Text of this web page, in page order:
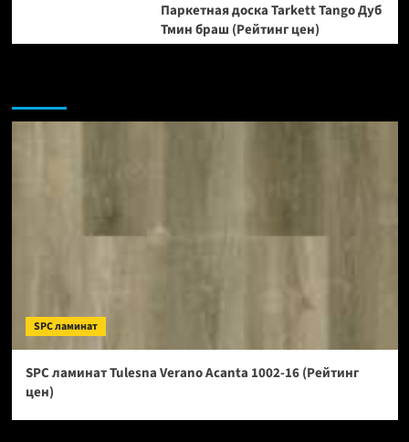
Паркетная доска Tarkett Tango Дуб
Тмин браш (Рейтинг цен)
SPC ламинат
SPC ламинат Tulesna Verano Acanta 1002-16 (Рейтинг
цен)